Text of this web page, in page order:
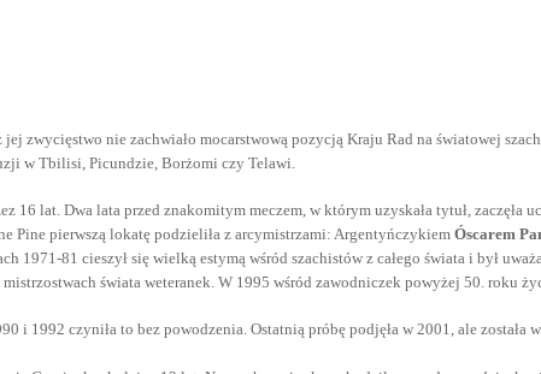
zwycięstwo nie zachwiało mocarstwową pozycją Kraju Rad na światowej
w Tbilisi, Picundzie, Borżomi czy Telawi.
16 lat. Dwa lata przed znakomitym meczem, w którym uzyskała tytuł,
Pine pierwszą lokatę podzieliła z arcymistrzami: Argentyńczykiem Óscarem
1971-81 cieszył się wielką estymą wśród szachistów z całego świata i był
świata weteranek. W 1995 wśród zawodniczek powyżej 50. roku
i 1992 czyniła to bez powodzenia. Ostatnią próbę podjęła w 2001, ale